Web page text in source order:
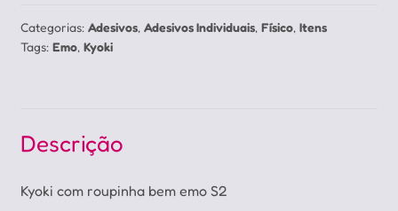
Categorias: Adesivos, Adesivos Individuais, Físico, Itens
Tags: Emo, Kyoki
Descrição
Kyoki com roupinha bem emo S2